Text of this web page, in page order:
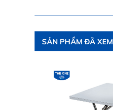
SẢN PHẨM ĐÃ XEM